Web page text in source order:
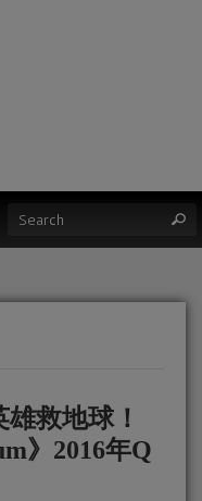
救地球！
》2016年Q